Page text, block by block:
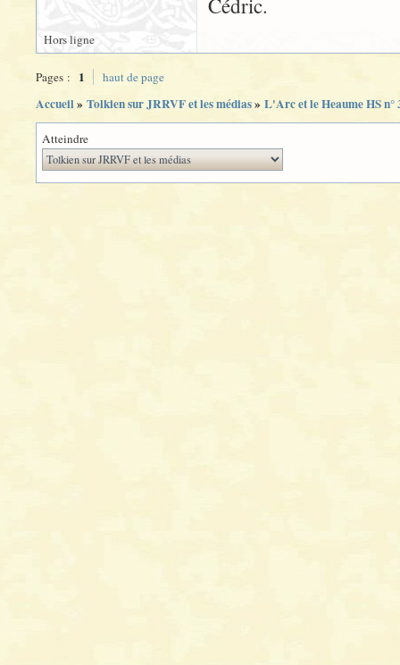
Hors ligne
Pages : 1 haut de page
Accueil» Tolkien sur JRRVF et les médias» L'Arc et le Heaume HS
Atteindre